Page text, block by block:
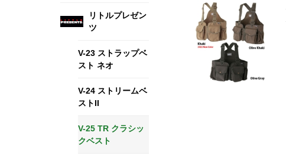
リトルプレゼン
ツ
V-23 ストラップベ
スト ネオ
V-24 ストリームベ
ストII
V-25 TR クラシッ
クベスト